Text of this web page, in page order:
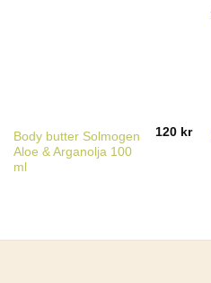
Body butter Solmogen
Aloe & Arganolja 100
ml
120 kr